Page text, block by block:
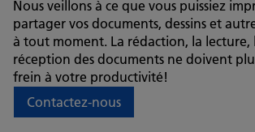
Nous veillons à ce que vous puissiez
partager vos documents, dessins et
à tout moment. La rédaction, la lecture,
réception des documents ne doivent
frein à votre productivité!
Contactez-nous